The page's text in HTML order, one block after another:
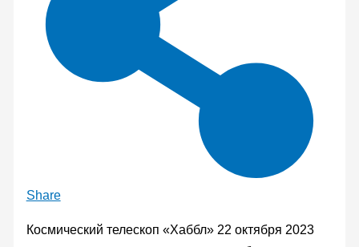
Share
Космический телескоп «Хаббл» 22 октября 2023